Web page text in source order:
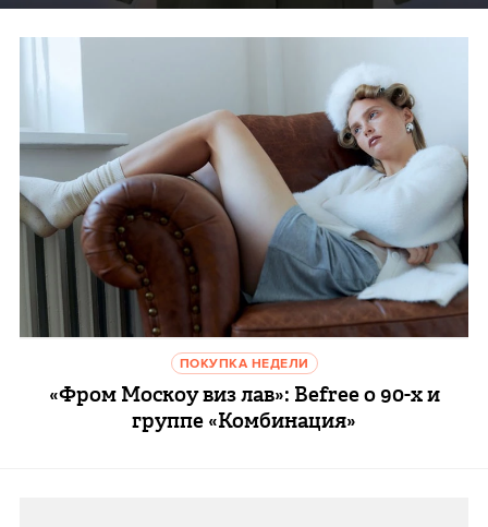
ПОКУПКА НЕДЕЛИ
«Фром Москоу виз лав»: Befree о 90-х и
группе «Комбинация»